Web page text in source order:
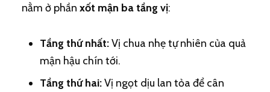
nằm ở phần xốt mận ba tầng vị:
Tầng thứ nhất:Vị chua nhẹ tự nhiên của quả
mận hậu chín tới.
Tầng thứ hai:Vị ngọt dịu lan tỏa để cân